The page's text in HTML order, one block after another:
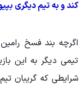
کند و به تیم دیگری
اگرچه بند فسخ
تیمی دیگر به این
شرایطی که گریبان